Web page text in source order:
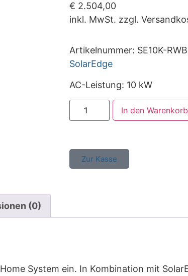
€ 2.504,00
inkl. MwSt. zzgl.
Artikelnummer: SE10K-
SolarEdge
AC-Leistung: 10 kW
In den Warenkorb
Zur Kasse
(0)
System ein. In Kombination mit